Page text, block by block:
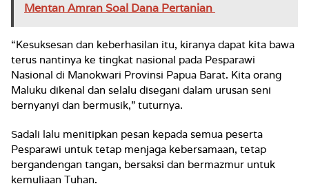
Mentan Amran Soal Dana Pertanian
“Kesuksesan dan keberhasilan itu, kiranya dapat kita bawa
terus nantinya ke tingkat nasional pada Pesparawi
Nasional di Manokwari Provinsi Papua Barat. Kita orang
Maluku dikenal dan selalu disegani dalam urusan seni
bernyanyi dan bermusik,” tuturnya.
Sadali lalu menitipkan pesan kepada semua peserta
Pesparawi untuk tetap menjaga kebersamaan, tetap
bergandengan tangan, bersaksi dan bermazmur untuk
kemuliaan Tuhan.